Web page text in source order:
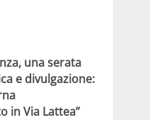
una serata
e divulgazione:
in Via Lattea”